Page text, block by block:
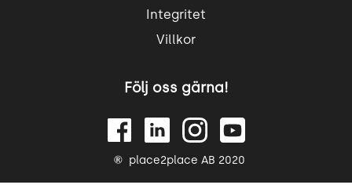
Integritet
Villkor
Följ oss gärna!
place2place AB 2020